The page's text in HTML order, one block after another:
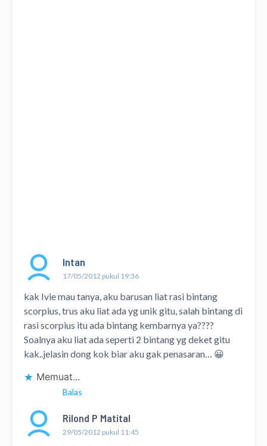
Intan
17/05/2012 pukul 19:36
kak Ivie mau tanya, aku barusan liat rasi bintang
scorpius, trus aku liat ada yg unik gitu, salah bintang di
rasi scorpius itu ada bintang kembarnya ya????
Soalnya aku liat ada seperti 2 bintang yg deket gitu
kak..jelasin dong kok biar aku gak penasaran… 😀
Memuat...
Balas
Rilond P Matital
29/05/2012 pukul 11:45